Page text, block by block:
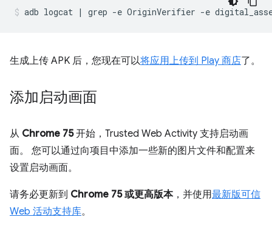
生成上传 APK 后，您现在可以将应用上传到 Play 商店了。
添加启动画面
从 Chrome 75开始，Trusted Web Activity 支持启动画
面。 您可以通过向项目中添加一些新的图片文件和配置来
设置启动画面。
请务必更新到 Chrome 75 或更高版本，并使用最新版可信
Web 活动支持库。